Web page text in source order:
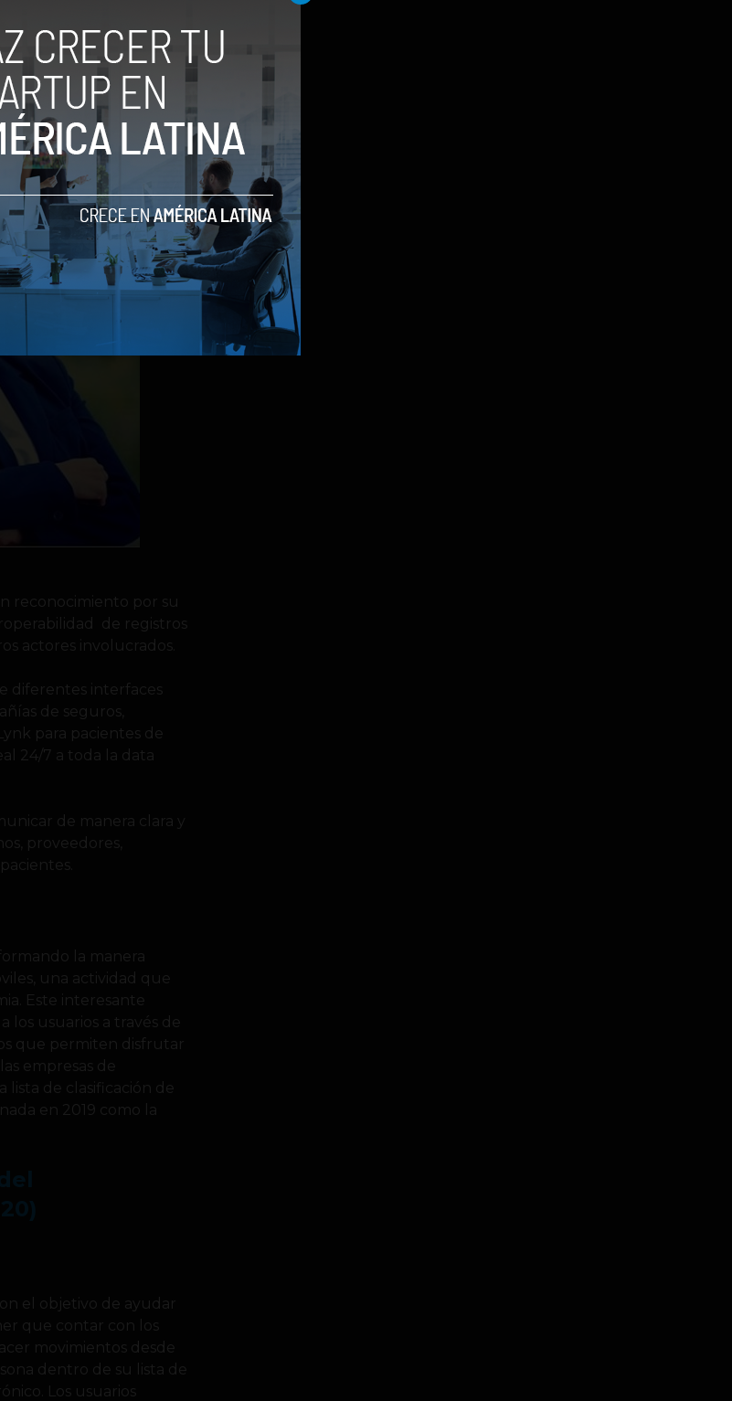
de grandes
decisiones.
reconocimiento por su
de registros
actores involucrados.
diferentes interfaces
de seguros,
para pacientes de
24/7 a toda la data
de manera clara y
proveedores,
la manera
una actividad que
Este interesante
los usuarios a través de
que permiten disfrutar
empresas de
de clasificación de
en 2019 como la
el objetivo de ayudar
que contar con los
movimientos desde
dentro de su lista de
Los usuarios